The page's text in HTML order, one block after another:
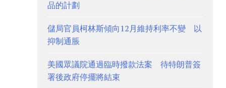
品的計劃
儲局官員柯林斯傾向12月維持利率不變 以
抑制通脹
美國眾議院通過臨時撥款法案 待特朗普簽
署後政府停擺將結束